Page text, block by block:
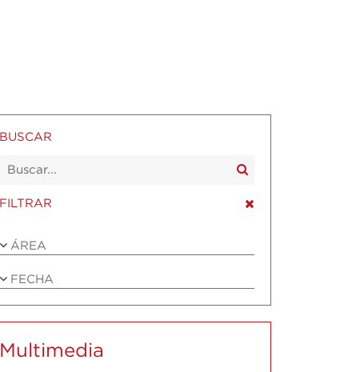
BUSCAR
FILTRAR
ÁREA
FECHA
Multimedia